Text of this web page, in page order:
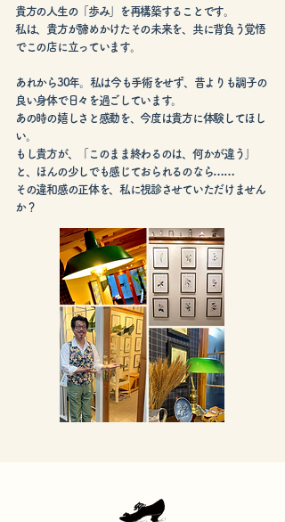
貴方の人生の「歩み」を再構築することです。
私は、貴方が諦めかけたその未来を、共に背負う覚悟
でこの店に立っています。
あれから30年。私は今も手術をせず、昔よりも調子の
良い身体で日々を過ごしています。
あの時の嬉しさと感動を、今度は貴方に体験してほし
い。
もし貴方が、「このまま終わるのは、何かが違う」
と、ほんの少しでも感じておられるのなら……
その違和感の正体を、私に視診させていただけません
か？